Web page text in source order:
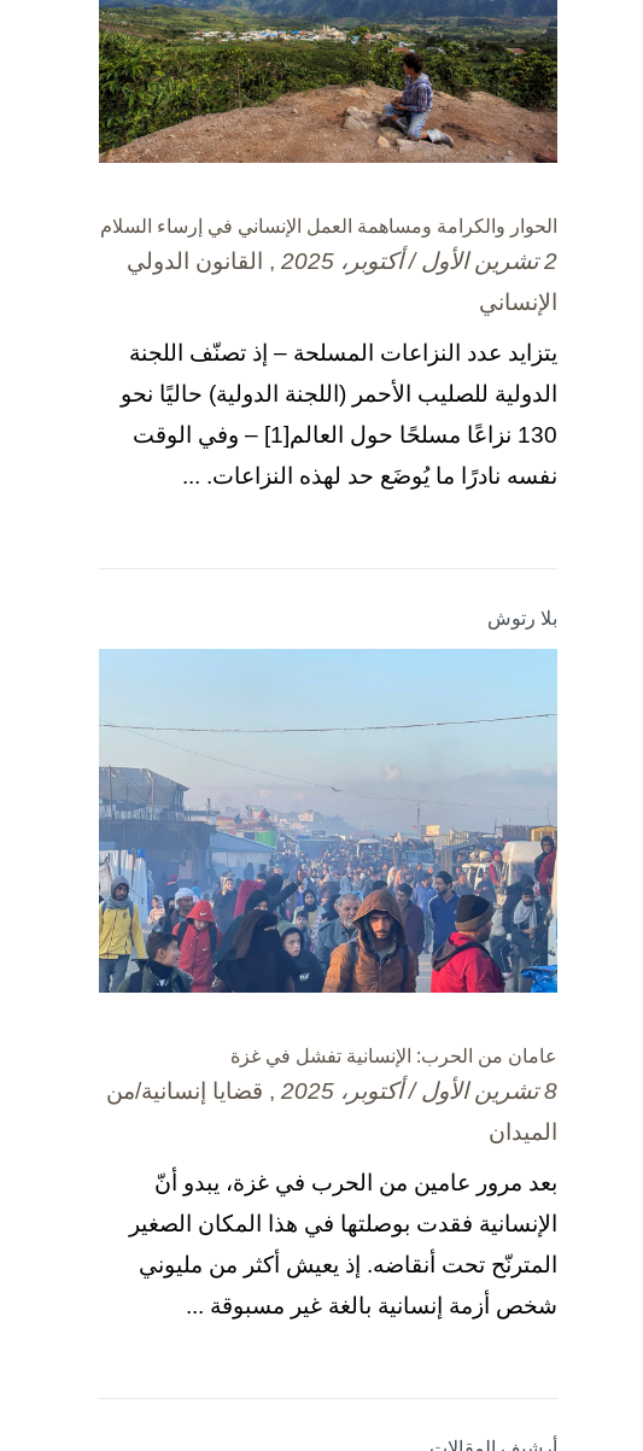
الحوار والكرامة ومساهمة العمل الإنساني في إرساء السلام
2 تشرين الأول / أكتوبر، 2025
, القانون الدولي
الإنساني
يتزايد عدد النزاعات المسلحة – إذ تصنّف اللجنة
الدولية للصليب الأحمر (اللجنة الدولية) حاليًا نحو
130 نزاعًا مسلحًا حول العالم[1] – وفي الوقت
نفسه نادرًا ما يُوضَع حد لهذه النزاعات. ...
بلا رتوش
عامان من الحرب: الإنسانية تفشل في غزة
8 تشرين الأول / أكتوبر، 2025
, قضايا إنسانية/من
الميدان
بعد مرور عامين من الحرب في غزة، يبدو أنّ
الإنسانية فقدت بوصلتها في هذا المكان الصغير
المترنّح تحت أنقاضه. إذ يعيش أكثر من مليوني
شخص أزمة إنسانية بالغة غير مسبوقة ...